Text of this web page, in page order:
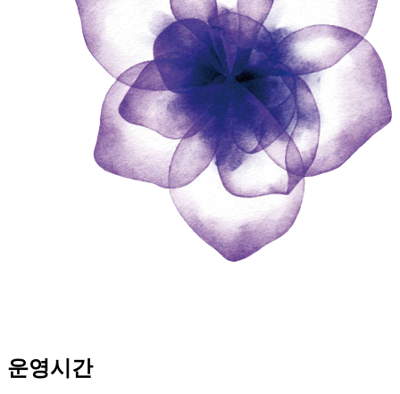
운영시간